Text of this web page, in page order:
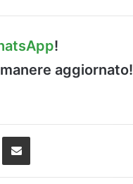
!
aggiornato!
Condividi via Email